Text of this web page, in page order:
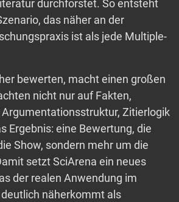
durchforstet. So entsteht
das näher an der
ist als jede Multiple-
bewerten, macht einen großen
nicht nur auf Fakten,
Zitierlogik
Ergebnis: eine Bewertung, die
Show, sondern mehr um die
setzt SciArena ein neues
der realen Anwendung im
näherkommt als